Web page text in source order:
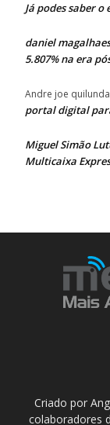
Já podes saber o
daniel magalhaes
5.807% na era
Andre joe
portal digital
Miguel Simão
Multicaixa
Criado por
colaboradores